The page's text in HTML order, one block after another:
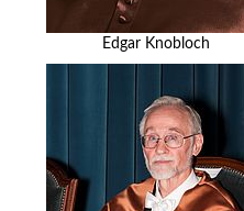
Edgar Knobloch